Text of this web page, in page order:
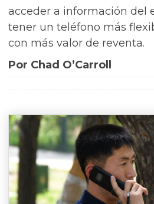
acceder a información del
tener un teléfono más
con más valor de reventa.
Por Chad O’Carroll